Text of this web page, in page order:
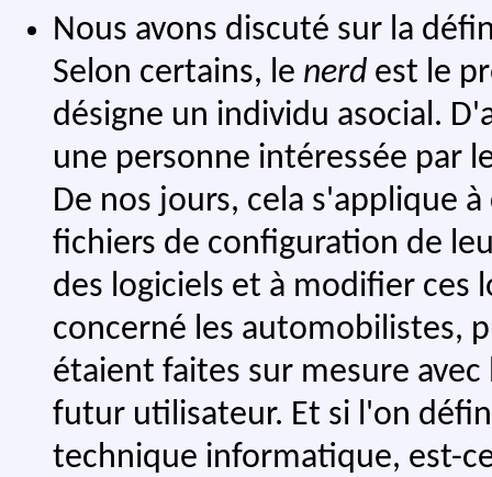
Nous avons discuté sur la
Selon certains, le nerd est le
désigne un individu asocial.
une personne intéressée par
De nos jours, cela s'applique
fichiers de configuration de
des logiciels et à modifier ces
concerné les automobilistes,
étaient faites sur mesure
futur utilisateur. Et si l'on
technique informatique, est-